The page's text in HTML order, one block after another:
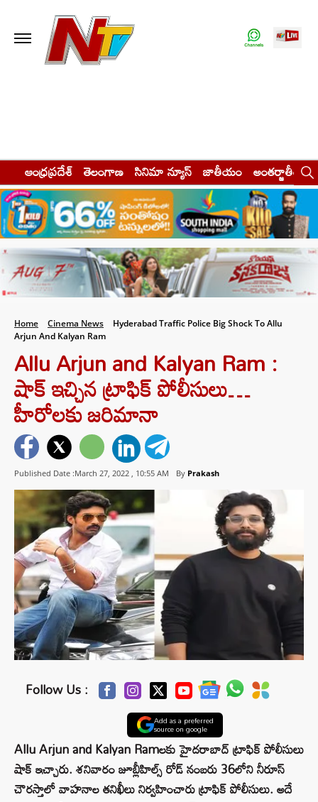
ఆంధ్రప్రదేశ్ తెలంగాణ సినిమా న్యూస్ జాతీయం అంతర్జాతీయం
Home Cinema News
Hyderabad Traffic Police Big Shock To Allu
Arjun And Kalyan Ram
Allu Arjun and Kalyan Ram :
షాక్ ఇచ్చిన ట్రాఫిక్ పోలీసులు…
హీరోలకు జరిమానా
Published Date :March 27, 2022 , 10:55 AM By Prakash
Follow Us :
Add as a preferred
source on google
Allu Arjun and Kalyan Ramలకు హైదరాబాద్ ట్రాఫిక్ పోలీసులు
షాక్ ఇచ్చారు. శనివారం జూబ్లీహిల్స్ రోడ్ నంబరు 36లోని నీరూస్
చౌరస్తాలో వాహనాల తనిఖీలు నిర్వహించారు ట్రాఫిక్ పోలీసులు. అదే